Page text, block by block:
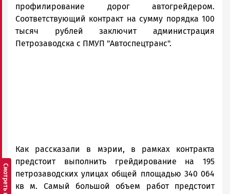
Карелии
|
Петрозаводск
ГОВОРИТ
профилирование дорог автогрейдером.
Соответствующий контракт на сумму порядка 100
тысяч рублей заключит администрация
Петрозаводска с ПМУП "Автоспецтранс".
Как рассказали в мэрии, в рамках контракта
предстоит выполнить грейдирование на 195
петрозаводских улицах общей площадью 340 064
кв м. Самый большой объем работ предстоит